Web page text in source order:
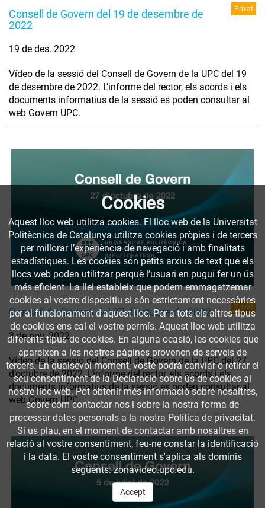
Consell de Govern del 19 de desembre de
2022
Privat
19 de des. 2022
Vídeo de la sessió del Consell de Govern de la UPC del 19
de desembre de 2022. L’informe del rector, els acords i els
documents informatius de la sessió es poden consultar al
web Govern UPC.
Consell de Govern del 27 d’octubre de 2022 Privat
3 de nov. 2022
Vídeo de la sessió del Consell de Govern de la UPC del 27
d’octubre de 2022. L’informe del rector, els acords i els
documents informatius de la sessió es poden consultar al
web Govern UPC.
Cookies
Aquest lloc web utilitza cookies. El lloc web de la Universitat
Politècnica de Catalunya utilitza cookies pròpies i de tercers
per millorar l’experiència de navegació i amb finalitats
estadístiques. Les cookies són petits arxius de text que els
llocs web poden utilitzar perquè l’usuari en pugui fer un ús
més eficient. La llei estableix que podem emmagatzemar
cookies al vostre dispositiu si són estrictament necessàries
per al funcionament d'aquest lloc. Per a tots els altres tipus
de cookies ens cal el vostre permís. Aquest lloc web utilitza
diferents tipus de cookies. En alguna ocasió, les cookies que
apareixen a les nostres pàgines provenen de serveis de
tercers. En qualsevol moment, vostè podrà canviar o retirar el
seu consentiment de la Declaració sobre ús de cookies al
nostre lloc web. Pot obtenir més informació sobre nosaltres,
sobre cóm contactar-nos i sobre la nostra forma de
processar dates personals a la nostra Política de privacitat.
Si us plau, en el moment de contactar amb nosaltres en
relació al vostre consentiment, feu-ne constar la identificació
i la data. El vostre consentiment s'aplica als dominis
següents: zonavideo.upc.edu.
Accept